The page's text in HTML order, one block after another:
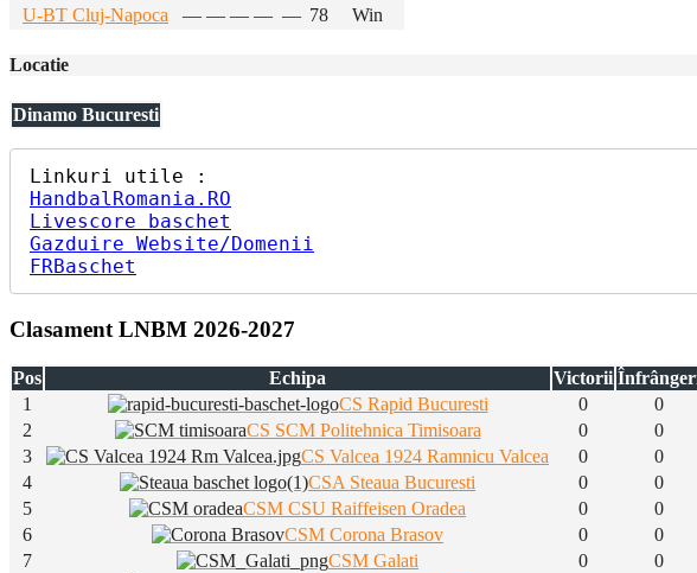
U-BT Cluj-Napoca
— — — — — 78 Win
Locatie
Dinamo Bucuresti
HandbalRomania.RO
Livescore baschet
Gazduire Website/Domenii
FRBaschet
Clasament LNBM 2026-2027
Pos Echipa Victorii
1
CS Rapid Bucuresti 0
0
2
CS SCM Politehnica Timisoara 0
0
3
CS Valcea 1924 Ramnicu Valcea 0
0
4
CSA Steaua Bucuresti 0
0
5
CSM CSU Raiffeisen Oradea 0
0
6
CSM Corona Brasov 0
0
7
CSM Galati 0
0